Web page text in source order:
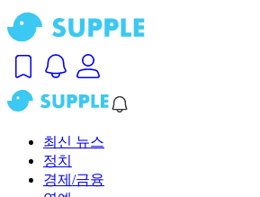
최신 뉴스
정치
경제/금융